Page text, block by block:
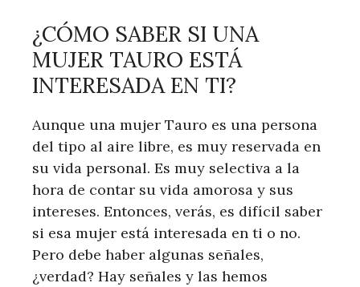
¿CÓMO SABER SI UNA
MUJER TAURO ESTÁ
INTERESADA EN TI?
Aunque una mujer Tauro es una persona
del tipo al aire libre, es muy reservada en
su vida personal. Es muy selectiva a la
hora de contar su vida amorosa y sus
intereses. Entonces, verás, es difícil saber
si esa mujer está interesada en ti o no.
Pero debe haber algunas señales,
¿verdad? Hay señales y las hemos